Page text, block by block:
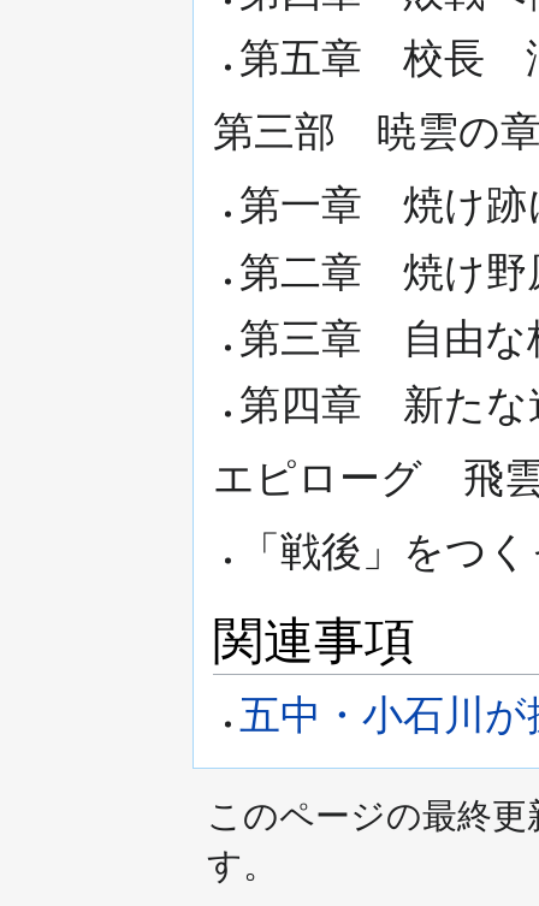
第五章 校長
第三部 暁雲の
第一章 焼け跡
第二章 焼け野
第三章 自由な
第四章 新たな
エピローグ 飛
「戦後」をつ
関連事項
五中・小石川
このページの最終
す。